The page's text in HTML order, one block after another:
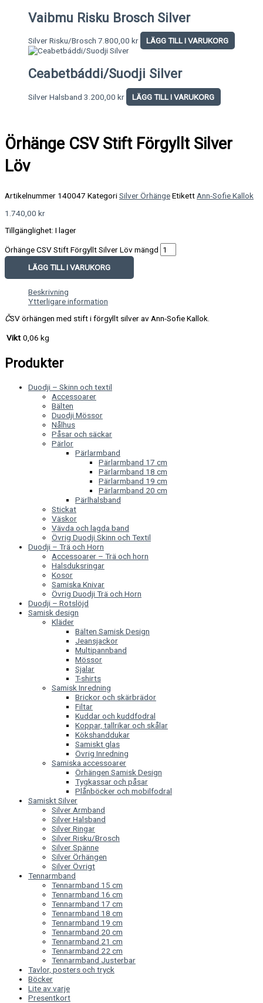
Vaibmu Risku Brosch Silver
Silver Risku/Brosch 7.800,00 kr LÄGG TILL I VARUKORG
Ceabetbáddi/Suodji Silver
Silver Halsband 3.200,00 kr LÄGG TILL I VARUKORG
Örhänge CSV Stift Förgyllt Silver
Löv
Artikelnummer 140047 KategoriSilver ÖrhängeEtikett Ann-Sofie Kallok
1.740,00 kr
Tillgänglighet: I lager
Örhänge CSV Stift Förgyllt Silver Löv mängd
LÄGG TILL I VARUKORG
Beskrivning
Ytterligare information
ČSV örhängen med stift i förgyllt silver av Ann-Sofie Kallok.
Vikt 0,06 kg
Produkter
Duodji – Skinn och textil
Accessoarer
Bälten
Duodji Mössor
Nålhus
Påsar och säckar
Pärlor
Pärlarmband
Pärlarmband 17 cm
Pärlarmband 18 cm
Pärlarmband 19 cm
Pärlarmband 20 cm
Pärlhalsband
Stickat
Väskor
Vävda och lagda band
Övrig Duodji Skinn och Textil
Duodji – Trä och Horn
Accessoarer – Trä och horn
Halsduksringar
Kosor
Samiska Knivar
Övrig Duodji Trä och Horn
Duodji – Rotslöjd
Samisk design
Kläder
Bälten Samisk Design
Jeansjackor
Multipannband
Mössor
Sjalar
T-shirts
Samisk Inredning
Brickor och skärbrädor
Filtar
Kuddar och kuddfodral
Koppar, tallrikar och skålar
Kökshanddukar
Samiskt glas
Övrig Inredning
Samiska accessoarer
Örhängen Samisk Design
Tygkassar och påsar
Plånböcker och mobilfodral
Samiskt Silver
Silver Armband
Silver Halsband
Silver Ringar
Silver Risku/Brosch
Silver Spänne
Silver Örhängen
Silver Övrigt
Tennarmband
Tennarmband 15 cm
Tennarmband 16 cm
Tennarmband 17 cm
Tennarmband 18 cm
Tennarmband 19 cm
Tennarmband 20 cm
Tennarmband 21 cm
Tennarmband 22 cm
Tennarmband Justerbar
Tavlor, posters och tryck
Böcker
Lite av varje
Presentkort